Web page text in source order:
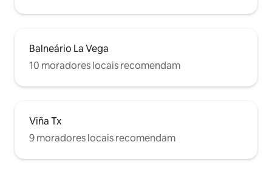
Balneário La Vega
10 moradores locais recomendam
Viña Tx
9 moradores locais recomendam